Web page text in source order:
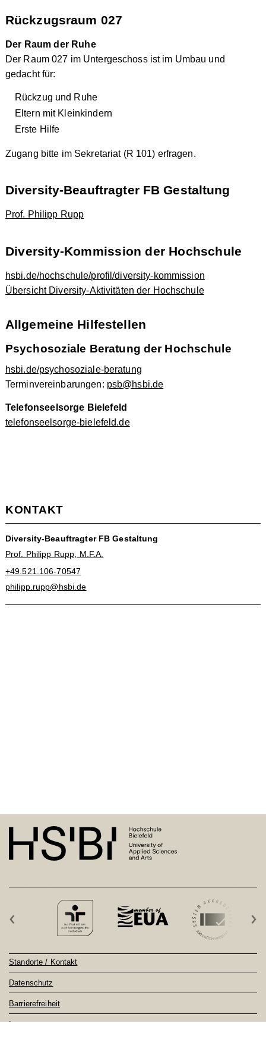
Rückzugsraum 027
Der Raum der Ruhe
Der Raum 027 im Untergeschoss ist im Umbau und
gedacht für:
Rückzug und Ruhe
Eltern mit Kleinkindern
Erste Hilfe
Zugang bitte im Sekretariat (R 101) erfragen.
Diversity-Beauftragter FB Gestaltung
Prof. Philipp Rupp
Diversity-Kommission der Hochschule
hsbi.de/hochschule/profil/diversity-kommission
Übersicht Diversity-Aktivitäten der Hochschule
Allgemeine Hilfestellen
Psychosoziale Beratung der Hochschule
hsbi.de/psychosoziale-beratung
Terminvereinbarungen: psb@hsbi.de
Telefonseelsorge Bielefeld
telefonseelsorge-bielefeld.de
KONTAKT
Diversity-Beauftragter FB Gestaltung
Prof. Philipp Rupp, M.F.A.
+49.521.106-70547
philipp.rupp@hsbi.de
‹ ›
Standorte / Kontakt
Datenschutz
Barrierefreiheit
Impressum